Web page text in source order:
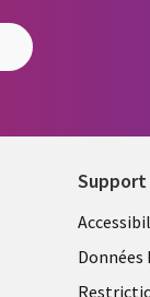
Support
Données